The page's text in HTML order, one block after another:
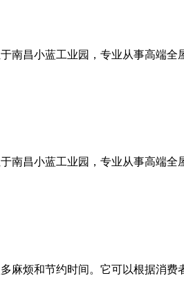
南昌小蓝工业园，专业从事高端全
南昌小蓝工业园，专业从事高端全
麻烦和节约时间。它可以根据消费